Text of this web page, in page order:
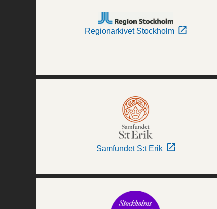
Regionarkivet Stockholm
Samfundet S:t Erik